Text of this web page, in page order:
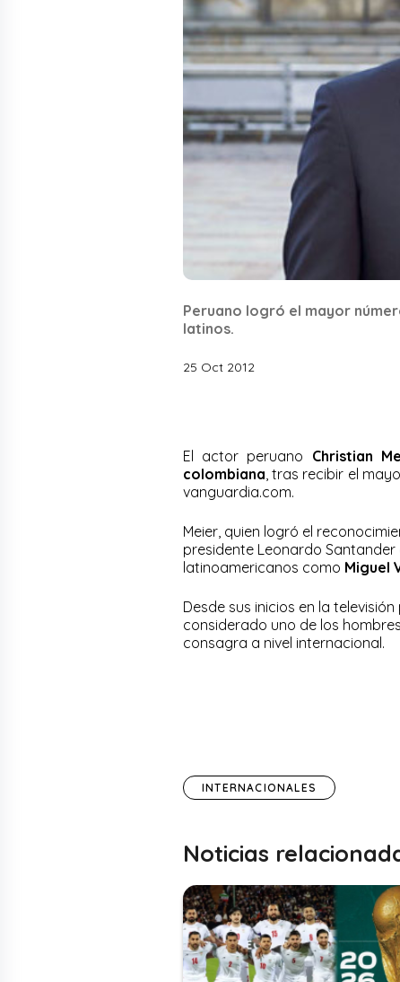
Peruano logró el mayor
latinos.
25 Oct 2012
El actor peruano Christian
colombiana , tras recibir el
vanguardia.com.
Meier, quien logró el
presidente Leonardo Santander
latinoamericanos como Miguel
Desde sus inicios en la
considerado uno de los
consagra a nivel internacional.
INTERNACIONALES
Noticias